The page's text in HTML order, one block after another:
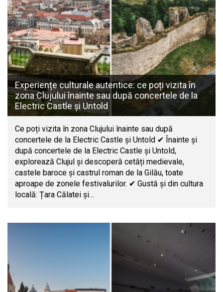
Experiențe culturale autentice: ce poți vizita în
zona Clujului înainte sau după concertele de la
Electric Castle și Untold
Ce poți vizita în zona Clujului înainte sau după
concertele de la Electric Castle și Untold ✔ Înainte și
după concertele de la Electric Castle și Untold,
explorează Clujul și descoperă cetăți medievale,
castele baroce și castrul roman de la Gilău, toate
aproape de zonele festivalurilor. ✔ Gustă și din cultura
locală: Țara Călatei și…